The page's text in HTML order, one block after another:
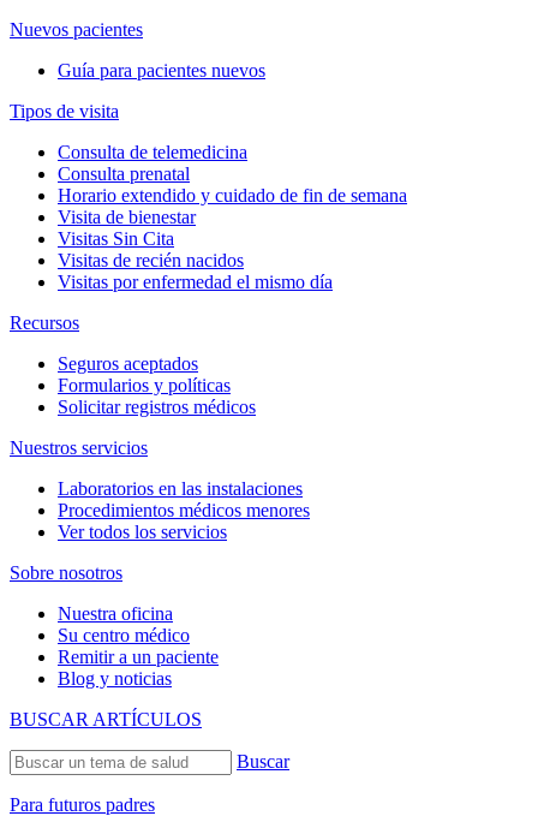
Nuevos pacientes
Guía para pacientes nuevos
Tipos de visita
Consulta de telemedicina
Consulta prenatal
Horario extendido y cuidado de fin de semana
Visita de bienestar
Visitas Sin Cita
Visitas de recién nacidos
Visitas por enfermedad el mismo día
Recursos
Seguros aceptados
Formularios y políticas
Solicitar registros médicos
Nuestros servicios
Laboratorios en las instalaciones
Procedimientos médicos menores
Ver todos los servicios
Sobre nosotros
Nuestra oficina
Su centro médico
Remitir a un paciente
Blog y noticias
BUSCAR ARTÍCULOS
Buscar
Para futuros padres